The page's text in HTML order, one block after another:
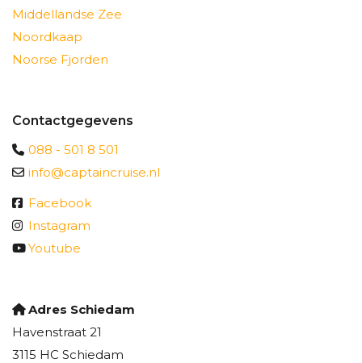
Middellandse Zee
Noordkaap
Noorse Fjorden
Contactgegevens
088 - 501 8 501
info@captaincruise.nl
Facebook
Instagram
Youtube
Adres Schiedam
Havenstraat 21
3115 HC Schiedam